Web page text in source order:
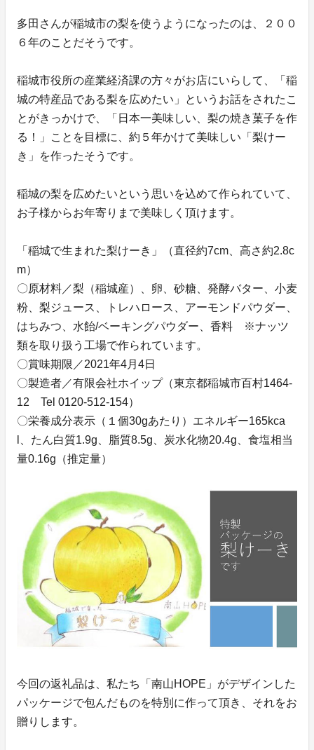
多田さんが稲城市の梨を使うようになったのは、２００
６年のことだそうです。
稲城市役所の産業経済課の方々がお店にいらして、「稲
城の特産品である梨を広めたい」というお話をされたこ
とがきっかけで、「日本一美味しい、梨の焼き菓子を作
る！」ことを目標に、約５年かけて美味しい「梨けー
き」を作ったそうです。
稲城の梨を広めたいという思いを込めて作られていて、
お子様からお年寄りまで美味しく頂けます。
「稲城で生まれた梨けーき」（直径約7cm、高さ約2.8c
m）
〇原材料／梨（稲城産）、卵、砂糖、発酵バター、小麦
粉、梨ジュース、トレハロース、アーモンドパウダー、
はちみつ、水飴/ベーキングパウダー、香料 ※ナッツ
類を取り扱う工場で作られています。
〇賞味期限／2021年4月4日
〇製造者／有限会社ホイップ（東京都稲城市百村1464-
12 Tel 0120-512-154）
〇栄養成分表示（１個30gあたり）エネルギー165kca
l、たん白質1.9g、脂質8.5g、炭水化物20.4g、食塩相当
量0.16g（推定量）
今回の返礼品は、私たち「南山HOPE」がデザインした
パッケージで包んだものを特別に作って頂き、それをお
贈りします。